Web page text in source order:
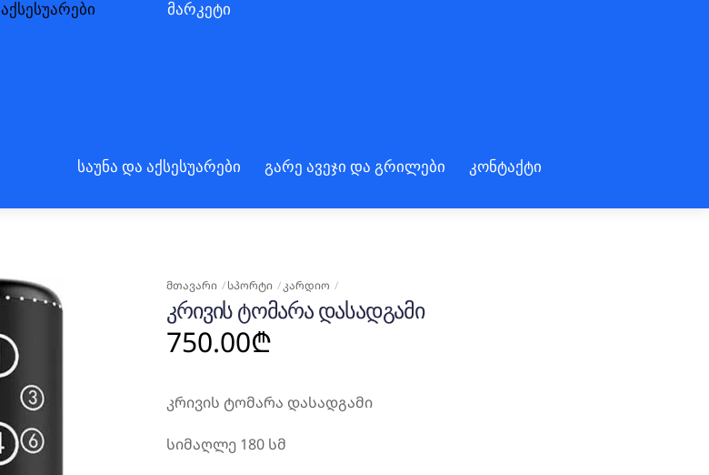
აქსესუარები
მარკეტი
საუნა და აქსესუარები გარე ავეჯი და გრილები კონტაქტი
ᲛᲗᲐᲕᲐᲠᲘ ᲡᲞᲝᲠᲢᲘ ᲙᲐᲠᲓᲘᲝ
ᲙᲠᲘᲕᲘᲡ ᲢᲝᲛᲐᲠᲐ ᲓᲐᲡᲐᲓᲒᲐᲛᲘ
750.00₾
კრივის ტომარა დასადგამი
სიმაღლე 180 სმ